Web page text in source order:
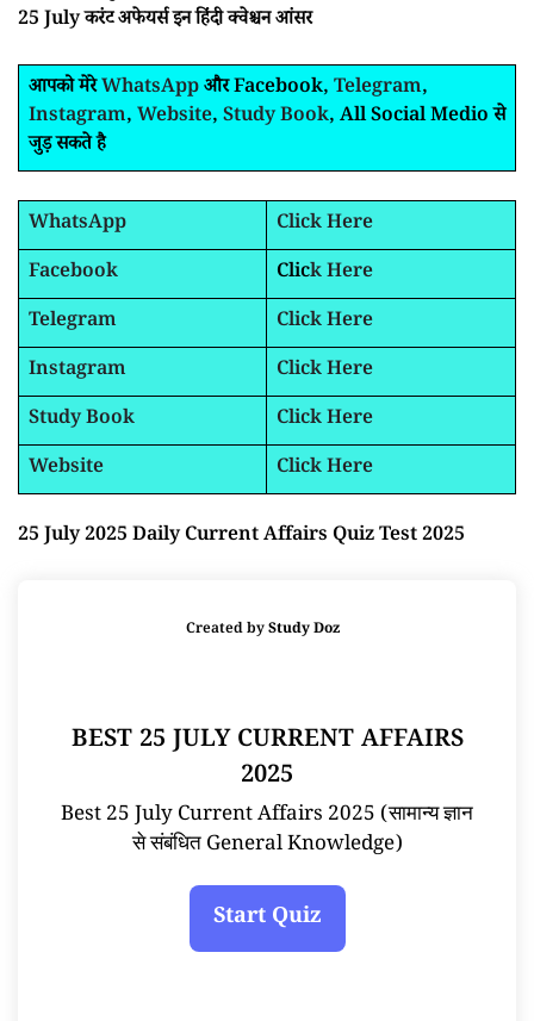
25 July करंट अफेयर्स इन हिंदी क्वेश्चन आंसर
आपको मेरेWhatsAppऔर Facebook, Telegram,
Instagram, Website, Study Book, All Social Medio से
जुड़ सकते है
WhatsApp
Click Here
Facebook
Click Here
Telegram
Click Here
Instagram
Click Here
Study Book
Click Here
Website
Click Here
25 July 2025 Daily Current Affairs Quiz Test 2025
Created byStudy Doz
BEST 25 JULY CURRENT AFFAIRS
2025
Best 25 July Current Affairs 2025 (सामान्य ज्ञान
से संबंधित General Knowledge)